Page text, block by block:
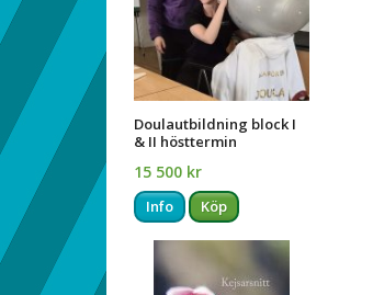
Doulautbildning block I
& II hösttermin
15 500 kr
Info Köp